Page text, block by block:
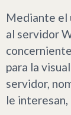
Mediante el
al servidor
para la
servidor,
le interesan,